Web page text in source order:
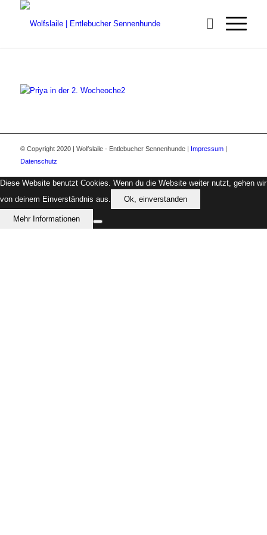
© Copyright 2020 | Wolfslaile - Entlebucher Sennenhunde | Impressum|
Datenschutz
Diese Website benutzt Cookies. Wenn du die Website weiter nutzt, gehen wir
von deinem Einverständnis aus.
Ok, einverstanden
Mehr Informationen